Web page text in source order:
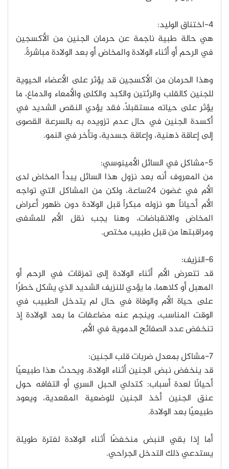
4-اختناق الوليد:
هي حالة طبية ناجمة عن حرمان الجنين من الأكسجين
في الرحم أو أثناء الولادة والمخاض أو بعد الولادة مباشرةً.
وهذا الحرمان من الأكسجين قد يؤثر على الأعضاء الحيوية
للجنين كالقلب والرئتين والكبد والكلى والأمعاء والدماغ، ما
يؤثر على حياته مستقبلًا، فقد يؤدي النقص الشديد في
أكسدة الجنين في حال عدم تزويده به بالسرعة القصوى
إلى إعاقة ذهنية، وإعاقة جسدية، وتأخر في النمو.
5-مشاكل في السائل الأمينوسي:
من المعروف أنه بعد نزول هذا السائل يبدأ المخاض لدى
الأم في غضون 24ساعة، ولكن من المشاكل التي تواجه
الأم أحياناً هو نزوله مبكراً قبل الولادة دون ظهور أعراض
المخاض والانقباضات، وهنا يجب نقل الأم للمشفى
ومراقبتها من قبل طبيب مختص.
6-النزيف:
قد تتعرض الأم أثناء الولادة إلى تمزقات في الرحم أو
المهبل أو كلاهما، ما يؤدي للنزيف الشديد الذي يشكل خطرًا
على حياة الأم والوفاة في حال لم يتدخل الطبيب في
الوقت المناسب، وينجم عنه مضاعفات ما بعد الولادة إذ
تنخفض عدد الصفائح الدموية في الأم.
7-مشاكل بمعدل ضربات قلب الجنين:
قد ينخفض نبض الجنين أثناء الولادة، ويحدث هذا طبيعيًا
أحيانًا لعدة أسباب: كتدلي الحبل السري أو التفافه حول
عنق الجنين أخذ الجنين للوضعية المقعدية، ويعود
طبيعيًا بعد الولادة.
أما إذا بقي النبض منخفضًا أثناء الولادة لفترة طويلة
يستدعي ذلك التدخل الجراحي.